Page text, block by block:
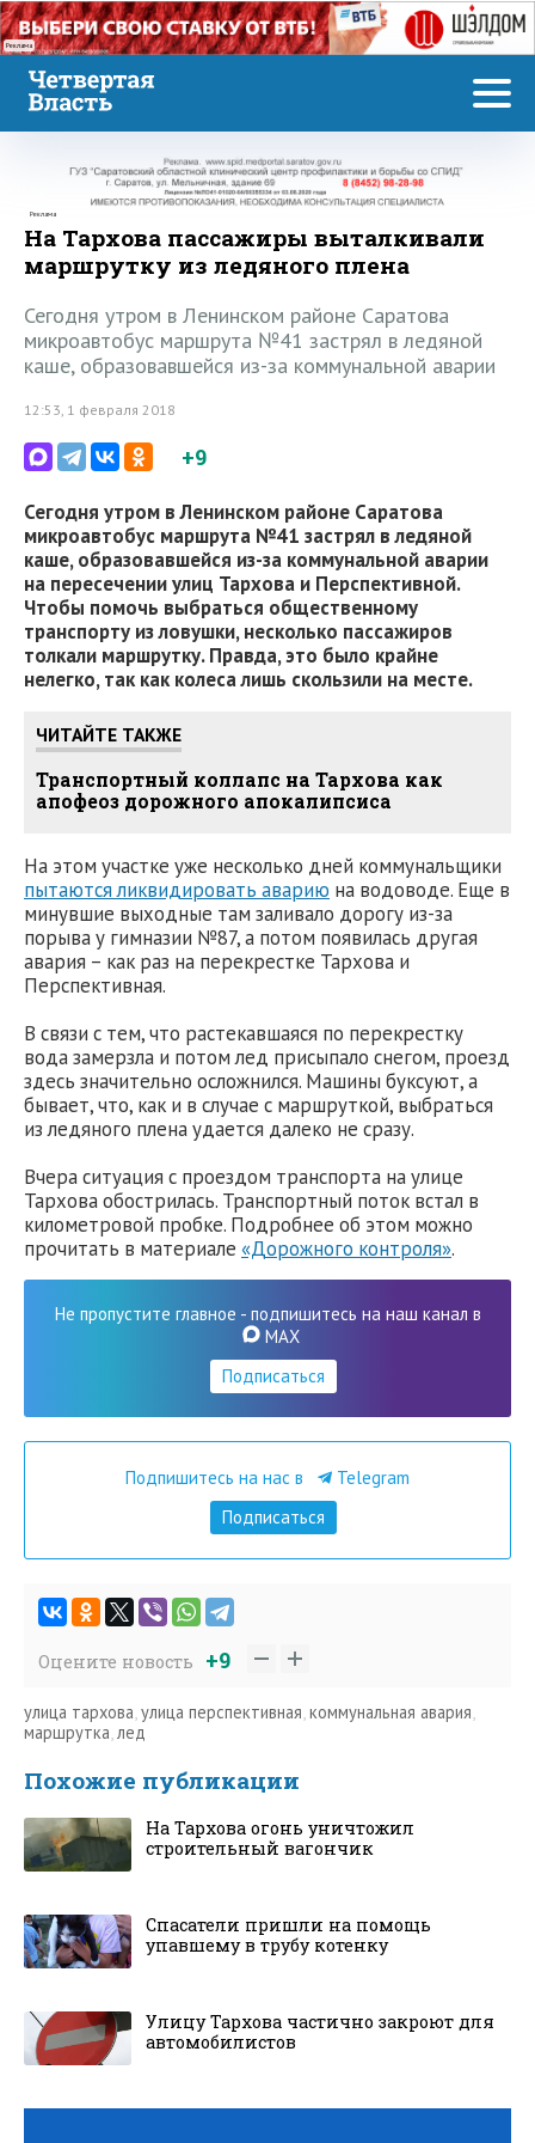
Реклама
Реклама
На Тархова пассажиры выталкивали
маршрутку из ледяного плена
Сегодня утром в Ленинском районе Саратова
микроавтобус маршрута №41 застрял в ледяной
каше, образовавшейся из-за коммунальной аварии
12:53, 1 февраля 2018
+9
Сегодня утром в Ленинском районе Саратова
микроавтобус маршрута №41 застрял в ледяной
каше, образовавшейся из-за коммунальной аварии
на пересечении улиц Тархова и Перспективной.
Чтобы помочь выбраться общественному
транспорту из ловушки, несколько пассажиров
толкали маршрутку. Правда, это было крайне
нелегко, так как колеса лишь скользили на месте.
ЧИТАЙТЕ ТАКЖЕ
Транспортный коллапс на Тархова как
апофеоз дорожного апокалипсиса
На этом участке уже несколько дней коммунальщики
пытаются ликвидировать аварию на водоводе. Еще в
минувшие выходные там заливало дорогу из-за
порыва у гимназии №87, а потом появилась другая
авария – как раз на перекрестке Тархова и
Перспективная.
В связи с тем, что растекавшаяся по перекрестку
вода замерзла и потом лед присыпало снегом, проезд
здесь значительно осложнился. Машины буксуют, а
бывает, что, как и в случае с маршруткой, выбраться
из ледяного плена удается далеко не сразу.
Вчера ситуация с проездом транспорта на улице
Тархова обострилась. Транспортный поток встал в
километровой пробке. Подробнее об этом можно
прочитать в материале «Дорожного контроля».
Не пропустите главное - подпишитесь на наш канал в
MAX
Подписаться
Подпишитесь на нас в
Telegram
Подписаться
Оцените новость +9
улица тархова улица перспективная коммунальная авария
маршрутка лед
Похожие публикации
На Тархова огонь уничтожил
строительный вагончик
Спасатели пришли на помощь
упавшему в трубу котенку
Улицу Тархова частично закроют для
автомобилистов